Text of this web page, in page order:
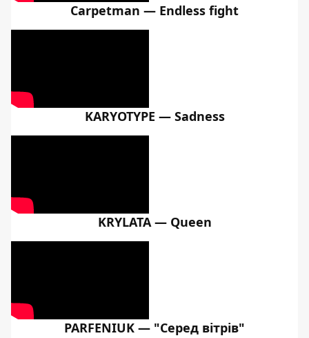
Carpetman — Endless fight
KARYOTYPE — Sadness
KRYLATA — Queen
PARFENIUK — "Серед вітрів"